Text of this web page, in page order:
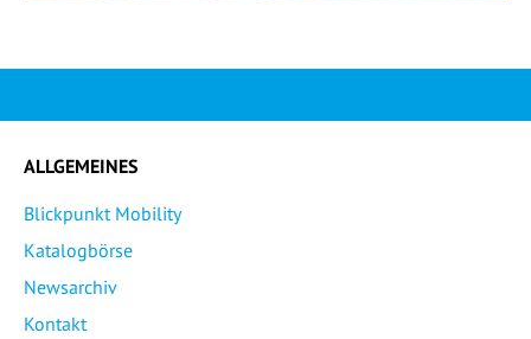
ALLGEMEINES
Blickpunkt Mobility
Katalogbörse
Newsarchiv
Kontakt